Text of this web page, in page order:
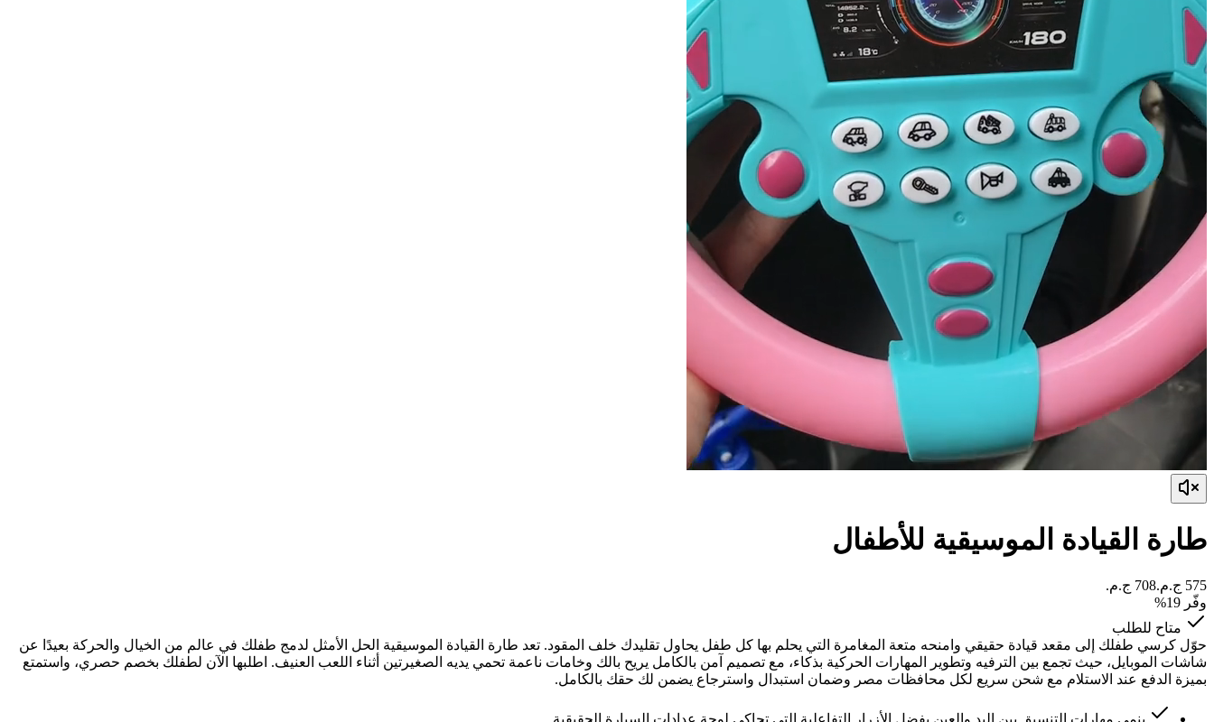
طارة القيادة الموسيقية للأطفال
وفّر 19
%
متاح للطلب
حوّل كرسي طفلك إلى مقعد قيادة حقيقي وامنحه متعة المغامرة التي يحلم بها كل طفل يحاول تقليدك خلف المقود. تعد طارة القيادة الموسيقية الحل الأمثل لدمج طفلك في عالم من الخيال والحركة بعيدًا عن
شاشات الموبايل، حيث تجمع بين الترفيه وتطوير المهارات الحركية بذكاء، مع تصميم آمن بالكامل يريح بالك وخامات ناعمة تحمي يديه الصغيرتين أثناء اللعب العنيف. اطلبها الآن لطفلك بخصم حصري، واستمتع
بميزة الدفع عند الاستلام مع شحن سريع لكل محافظات مصر وضمان استبدال واسترجاع يضمن لك حقك بالكامل.
ينمي مهارات التنسيق بين اليد والعين بفضل الأزرار التفاعلية التي تحاكي لوحة عدادات السيارة الحقيقية.